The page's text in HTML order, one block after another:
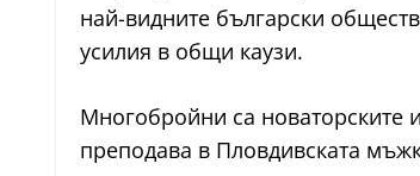
най-видните български
усилия в общи каузи.
Многобройни са новаторските
преподава в Пловдивската